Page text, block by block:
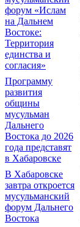
форум «Ислам
на Дальнем
Востоке:
Территория
единства и
согласия»
Программу
развития
общины
мусульман
Дальнего
Востока до 2026
года представят
в Хабаровске
В Хабаровске
завтра откроется
мусульманский
форум Дальнего
Востока